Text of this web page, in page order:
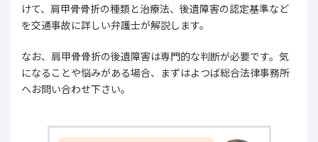
けて、肩甲骨骨折の種類と治療法、後遺障害の認定基準など
を交通事故に詳しい弁護士が解説します。
なお、肩甲骨骨折の後遺障害は専門的な判断が必要です。気
になることや悩みがある場合、まずはよつば総合法律事務所
へお問い合わせ下さい。